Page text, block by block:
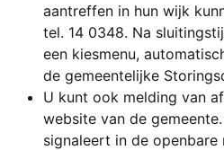
aantreffen in hun wijk
tel. 14 0348. Na
een kiesmenu,
de gemeentelijke
U kunt ook melding van
website van de
signaleert in de openbare